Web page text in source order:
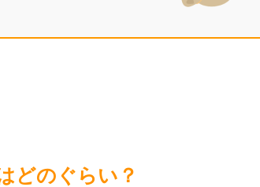
どのぐらい？